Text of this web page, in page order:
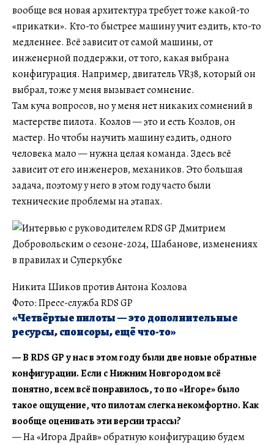
вообще вся новая архитектура требует тоже какой-то
«прикатки». Кто-то быстрее машину учит ездить, кто-то
медленнее. Всё зависит от самой машины, от
инженерной поддержки, от того, какая выбрана
конфигурация. Например, двигатель VR38, который он
выбрал, тоже у меня вызывает сомнение.
Там куча вопросов, но у меня нет никаких сомнений в
мастерстве пилота. Козлов — это и есть Козлов, он
мастер. Но чтобы научить машину ездить, одного
человека мало — нужна целая команда. Здесь всё
зависит от его инженеров, механиков. Это большая
задача, поэтому у него в этом году часто были
технические проблемы на этапах.
Никита Шиков против Антона Козлова
Фото: Пресс-служба RDS GP
«Четвёртые пилоты — это дополнительные
ресурсы, спонсоры, ещё что-то»
— В RDS GP у нас в этом году были две новые обратные
конфигурации. Если с Нижним Новгородом всё
понятно, всем всё понравилось, то по «Игоре» было
такое ощущение, что пилотам слегка некомфортно. Как
вообще оценивать эти версии трассы?
— На «Игора Драйв» обратную конфигурацию будем